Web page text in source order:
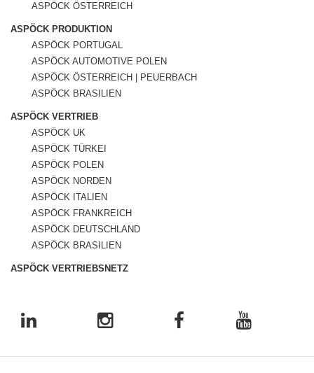
ASPÖCK ÖSTERREICH
ASPÖCK PRODUKTION
ASPÖCK PORTUGAL
ASPÖCK AUTOMOTIVE POLEN
ASPÖCK ÖSTERREICH | PEUERBACH
ASPÖCK BRASILIEN
ASPÖCK VERTRIEB
ASPÖCK UK
ASPÖCK TÜRKEI
ASPÖCK POLEN
ASPÖCK NORDEN
ASPÖCK ITALIEN
ASPÖCK FRANKREICH
ASPÖCK DEUTSCHLAND
ASPÖCK BRASILIEN
ASPÖCK VERTRIEBSNETZ